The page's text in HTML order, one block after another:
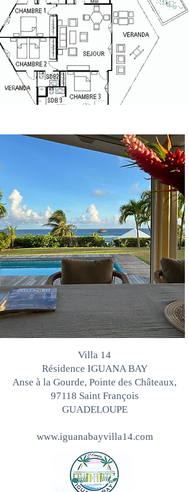
Villa 14
Résidence IGUANA BAY
Anse à la Gourde, Pointe des Châteaux,
97118 Saint François
GUADELOUPE
www.iguanabayvilla14.com